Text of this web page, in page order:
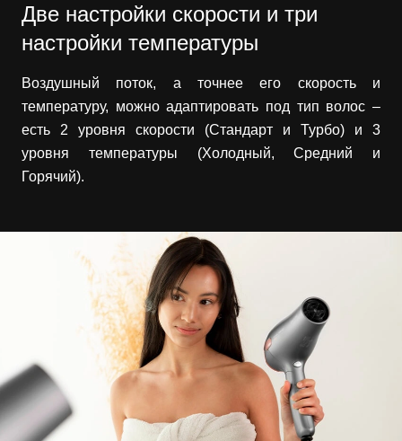
Две настройки скорости и три
настройки температуры
Воздушный поток, а точнее его скорость и
температуру, можно адаптировать под тип волос –
есть 2 уровня скорости (Стандарт и Турбо) и 3
уровня температуры (Холодный, Средний и
Горячий).